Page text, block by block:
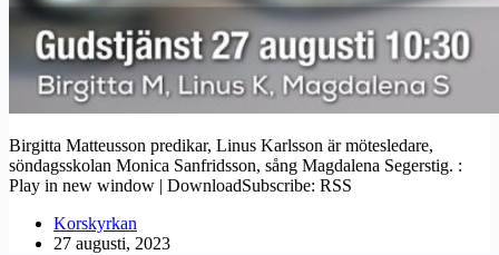
Birgitta Matteusson predikar, Linus Karlsson är mötesledare,
söndagsskolan Monica Sanfridsson, sång Magdalena Segerstig. :
Play in new window | DownloadSubscribe: RSS
Korskyrkan
27 augusti, 2023